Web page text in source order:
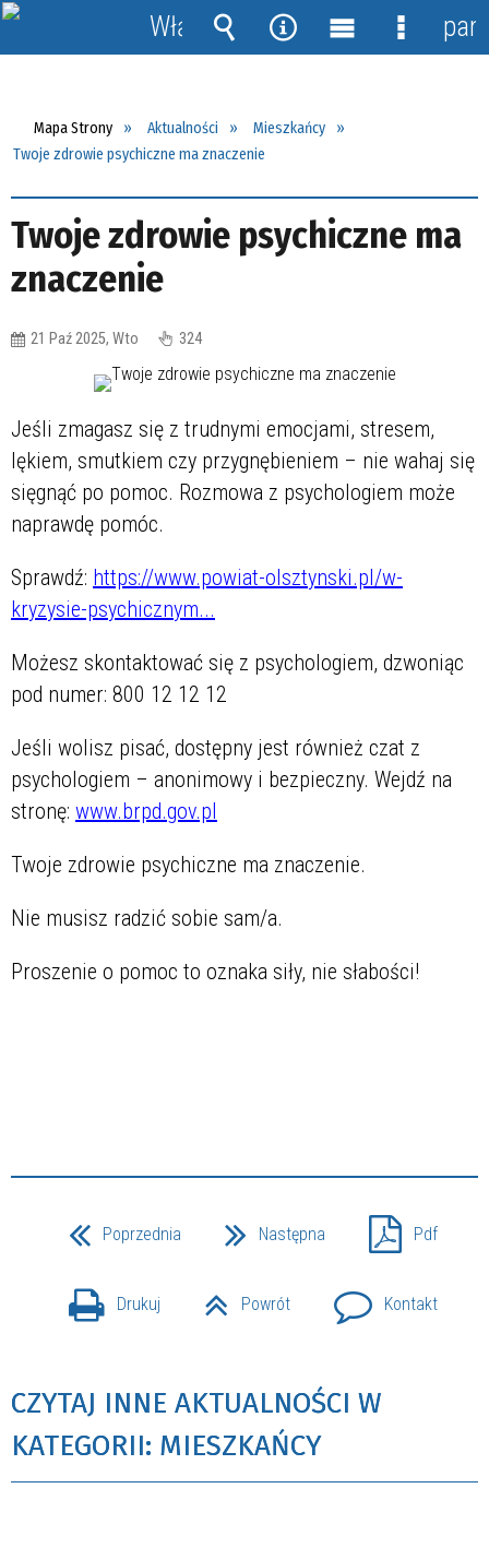
Mapa Strony Aktualności
Mieszkańcy
Twoje zdrowie psychiczne ma znaczenie
Twoje zdrowie psychiczne ma
znaczenie
21 Paź 2025, Wto 324
Jeśli zmagasz się z trudnymi emocjami, stresem,
lękiem, smutkiem czy przygnębieniem – nie wahaj się
sięgnąć po pomoc. Rozmowa z psychologiem może
naprawdę pomóc.
Sprawdź: https://www.powiat-olsztynski.pl/w-
kryzysie-psychicznym...
Możesz skontaktować się z psychologiem, dzwoniąc
pod numer: 800 12 12 12
Jeśli wolisz pisać, dostępny jest również czat z
psychologiem – anonimowy i bezpieczny. Wejdź na
stronę: www.brpd.gov.pl
Twoje zdrowie psychiczne ma znaczenie.
Nie musisz radzić sobie sam/a.
Proszenie o pomoc to oznaka siły, nie słabości!
Poprzednia Następna Pdf
Drukuj Powrót Kontakt
CZYTAJ INNE AKTUALNOŚCI W
KATEGORII: MIESZKAŃCY
Włącz
powiadomienia
Wyszukiwarka
Narzędzia
MenuMenu